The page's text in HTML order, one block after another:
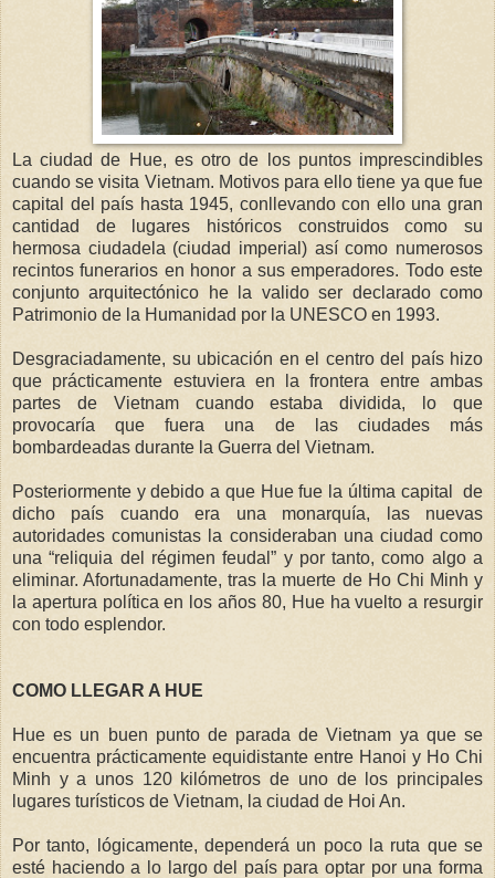
La ciudad de Hue, es otro de los puntos imprescindibles
cuando se visita Vietnam. Motivos para ello tiene ya que fue
capital del país hasta 1945, conllevando con ello una gran
cantidad de lugares históricos construidos como su
hermosa ciudadela (ciudad imperial) así como numerosos
recintos funerarios en honor a sus emperadores. Todo este
conjunto arquitectónico he la valido ser declarado como
Patrimonio de la Humanidad por la UNESCO en 1993.
Desgraciadamente, su ubicación en el centro del país hizo
que prácticamente estuviera en la frontera entre ambas
partes de Vietnam cuando estaba dividida, lo que
provocaría que fuera una de las ciudades más
bombardeadas durante la Guerra del Vietnam.
Posteriormente y debido a que Hue fue la última capital de
dicho país cuando era una monarquía, las nuevas
autoridades comunistas la consideraban una ciudad como
una “reliquia del régimen feudal” y por tanto, como algo a
eliminar. Afortunadamente, tras la muerte de Ho Chi Minh y
la apertura política en los años 80, Hue ha vuelto a resurgir
con todo esplendor.
COMO LLEGAR A HUE
Hue es un buen punto de parada de Vietnam ya que se
encuentra prácticamente equidistante entre Hanoi y Ho Chi
Minh y a unos 120 kilómetros de uno de los principales
lugares turísticos de Vietnam, la ciudad de Hoi An.
Por tanto, lógicamente, dependerá un poco la ruta que se
esté haciendo a lo largo del país para optar por una forma